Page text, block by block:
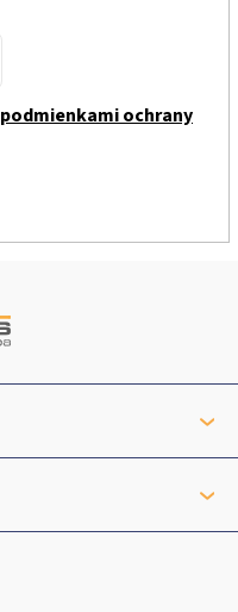
podmienkami ochrany